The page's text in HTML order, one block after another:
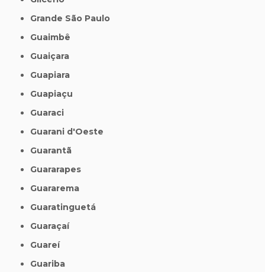
Grande São Paulo
Guaimbê
Guaiçara
Guapiara
Guapiaçu
Guaraci
Guarani d'Oeste
Guarantã
Guararapes
Guararema
Guaratinguetá
Guaraçaí
Guareí
Guariba